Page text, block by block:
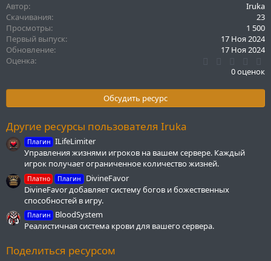
Автор
Iruka
Скачивания
23
Просмотры
1 500
Первый выпуск
17 Ноя 2024
Обновление
17 Ноя 2024
Оценка
0
0
в
0 оценок
Обсудить ресурс
Другие ресурсы пользователя Iruka
Плагин ILifeLimiter
Управления жизнями игроков на вашем сервере. Каждый
игрок получает ограниченное количество жизней.
Платно Плагин
DivineFavor
DivineFavor добавляет систему богов и божественных
способностей в игру.
Плагин
BloodSystem
Реалистичная система крови для вашего сервера.
Поделиться ресурсом